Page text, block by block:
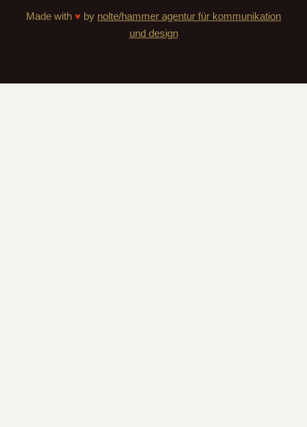
Made with ♥ by nolte/hammer agentur für kommunikation
und design